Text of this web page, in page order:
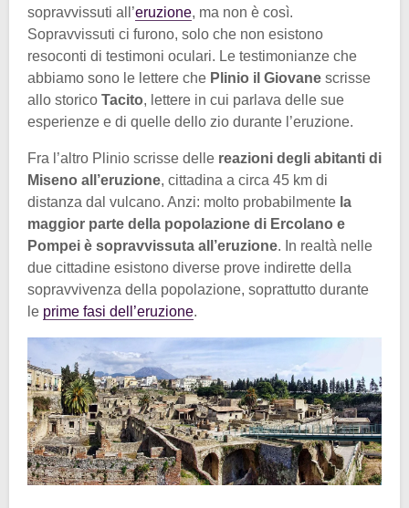
sopravvissuti all’eruzione, ma non è così.
Sopravvissuti ci furono, solo che non esistono
resoconti di testimoni oculari. Le testimonianze che
abbiamo sono le lettere che Plinio il Giovane scrisse
allo storico Tacito, lettere in cui parlava delle sue
esperienze e di quelle dello zio durante l’eruzione.
Fra l’altro Plinio scrisse delle reazioni degli abitanti di
Miseno all’eruzione, cittadina a circa 45 km di
distanza dal vulcano. Anzi: molto probabilmente la
maggior parte della popolazione di Ercolano e
Pompei è sopravvissuta all’eruzione. In realtà nelle
due cittadine esistono diverse prove indirette della
sopravvivenza della popolazione, soprattutto durante
le prime fasi dell’eruzione.